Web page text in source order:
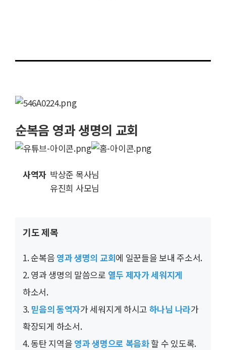
순복음 영과 생명의 교회
사역자 박상준 목사님
유진희 사모님
기도 제목
1. 순복음 영과 생명의 교회에 일꾼들을 보내 주소서.
2. 영과 생명의 말씀으로 열두 제자가 세워지게
하소서.
3.믿음의 동역자가 세워지게 하시고 하나님 나라가
확장되게 하소서.
4. 동탄 지역을 영과 생명으로 복음화할 수 있도록.